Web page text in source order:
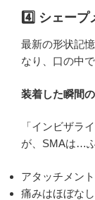
4️⃣ シェープ
最新の形状記
なり、口の中
装着した瞬間
「インビザラ
が、SMAは…
アタッチメン
痛みはほぼなし